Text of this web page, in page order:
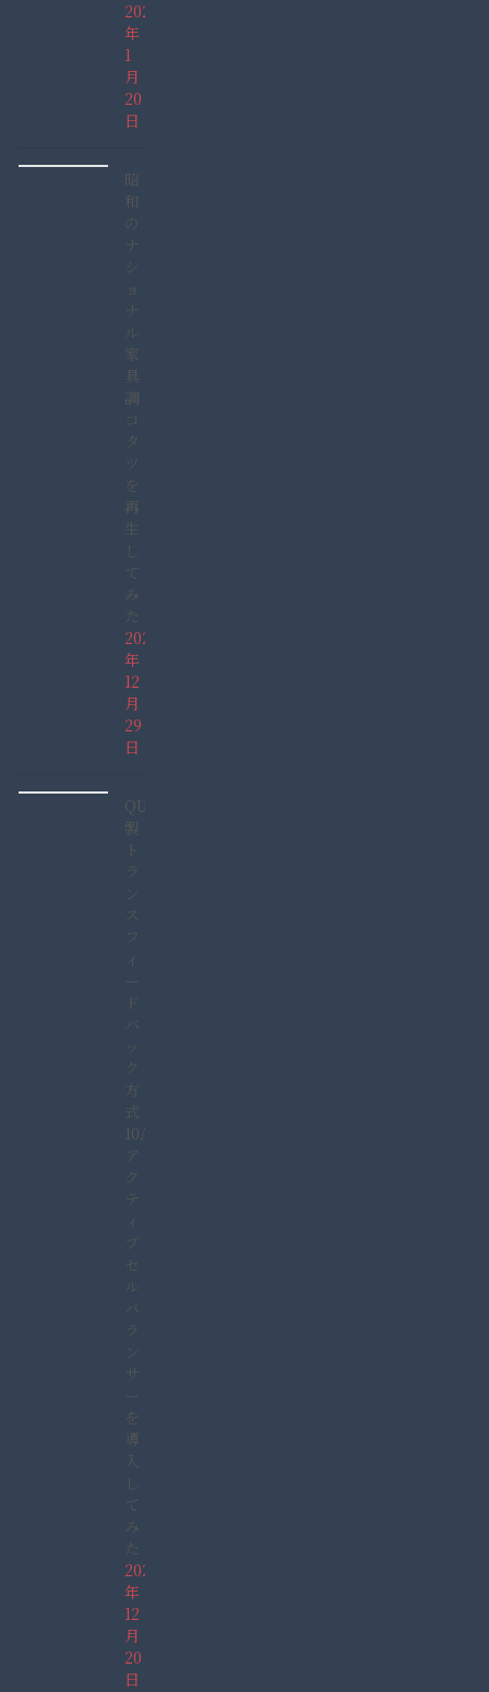
2022
年
1
月
20
日
昭
和
の
ナ
シ
ョ
ナ
ル
家
具
調
コ
タ
ツ
を
再
生
し
て
み
た
2021
年
12
月
29
日
QUCC
製
ト
ラ
ン
ス
フ
ィ
ー
ド
バ
ッ
ク
方
式
10A
ア
ク
テ
ィ
ブ
セ
ル
バ
ラ
ン
サ
ー
を
導
入
し
て
み
た
2021
年
12
月
20
日